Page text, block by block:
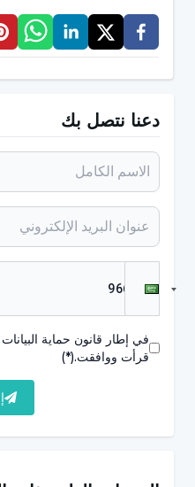
الاهتمامات الوسواسية
الغضب المفاجئ
الروتينية التي يُنظر
عدم الشعور بالخوف
ردود فعل غير طبيعية
والمذاقات والأحاسيس
عدم إدراك النكتة
انعدام حس الفكاهة
التحدث بشكل مسطح
عدم استخدام لغة
التكرار المتكرر
سرعة الانفعال عند
دعنا نتصل بك
في إطار قانون حماية
قرأت ووافقت.(*)